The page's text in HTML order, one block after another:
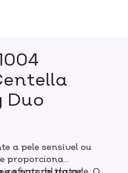
Duo
a pele sensível ou
proporciona
natural da pele. O
e eficaz de tratar